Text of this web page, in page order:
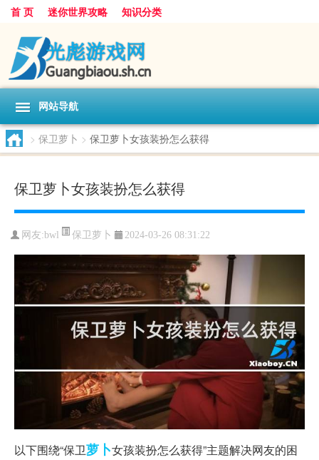
首 页 迷你世界攻略 知识分类
网站导航
> 保卫萝卜 > 保卫萝卜女孩装扮怎么获得
保卫萝卜女孩装扮怎么获得
网友:bwl 保卫萝卜 2024-03-26 08:31:22
以下围绕“保卫萝卜女孩装扮怎么获得”主题解决网友的困